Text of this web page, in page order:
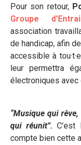
Pour son retour,
Groupe
association
de handicap, afin
accessible à
leur permettra
électroniques avec
“Musique qui
qui réunit”.
compte bien cette